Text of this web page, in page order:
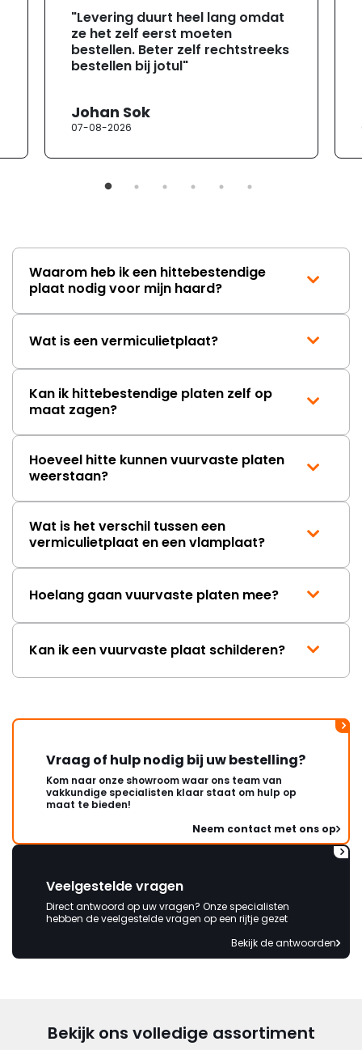
"Levering duurt heel lang omdat
ze het zelf eerst moeten
bestellen. Beter zelf rechtstreeks
bestellen bij jotul"
Johan Sok
07-08-2026
Waarom heb ik een hittebestendige
plaat nodig voor mijn haard?
Wat is een vermiculietplaat?
Kan ik hittebestendige platen zelf op
maat zagen?
Hoeveel hitte kunnen vuurvaste platen
weerstaan?
Wat is het verschil tussen een
vermiculietplaat en een vlamplaat?
Hoelang gaan vuurvaste platen mee?
Kan ik een vuurvaste plaat schilderen?
Vraag of hulp nodig bij uw bestelling?
Kom naar onze showroom waar ons team van
vakkundige specialisten klaar staat om hulp op
maat te bieden!
Neem contact met ons op
Veelgestelde vragen
Direct antwoord op uw vragen? Onze specialisten
hebben de veelgestelde vragen op een rijtje gezet
Bekijk de antwoorden
Bekijk ons volledige assortiment